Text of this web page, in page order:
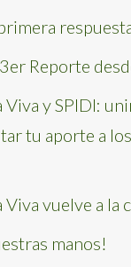
Reporte
y SPIDI:
tu aporte a
vuelve a la
manos!